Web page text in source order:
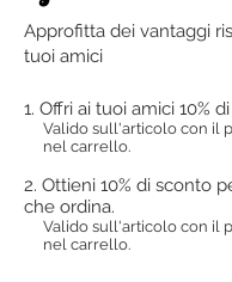
Approfitta dei vantaggi
tuoi amici
Offri ai tuoi amici 10%
Valido sull'articolo con il
nel carrello.
Ottieni 10% di sconto
che ordina.
Valido sull'articolo con il
nel carrello.